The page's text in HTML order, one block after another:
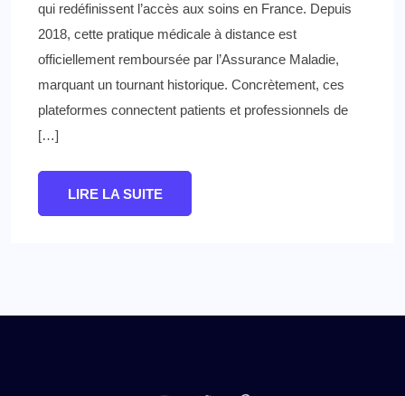
qui redéfinissent l’accès aux soins en France. Depuis
2018, cette pratique médicale à distance est
officiellement remboursée par l’Assurance Maladie,
marquant un tournant historique. Concrètement, ces
plateformes connectent patients et professionnels de
[…]
LIRE LA SUITE